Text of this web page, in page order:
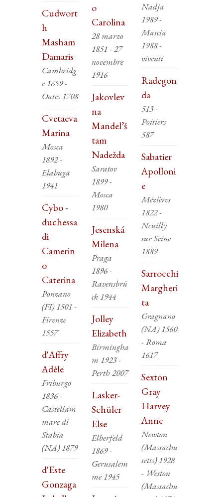
Cudwort
h
Masham
Damaris
Cambridg
e 1659 -
Oates 1708
Cvetaeva
Marina
Mosca
1892 -
Elabuga
1941
Cybo -
duchessa
di
Camerin
o
Caterina
Ponzano
(FI) 1501 -
Firenze
1557
d'Affry
Adèle
Friburgo
1836 -
Castellam
mare di
Stabia
(NA) 1879
d'Este
Gonzaga
o
Carolina
28 marzo
1851 - 27
novembre
1916
Jakovlev
na
Mandel’š
tam
Nadežda
Saratov
1899 -
Mosca
1980
Jesenská
Milena
Praga
1896 -
Ravensbrü
ck 1944
Jolley
Elizabeth
Birmingha
m 1923 -
Perth 2007
Lasker-
Schüler
Else
Elberfeld
1869 -
Gerusalem
me 1945
Nadja
1989 -
Mascia
1988 -
viventi
Radegon
da
513 -
Poitiers
587
Sabatier
Apolloni
e
Mézières
1822 -
Neuilly
sur Seine
1889
Sarrocchi
Margheri
ta
Gragnano
(NA) 1560
- Roma
1617
Sexton
Gray
Harvey
Anne
Newton
(Massachu
setts) 1928
- Weston
(Massachu